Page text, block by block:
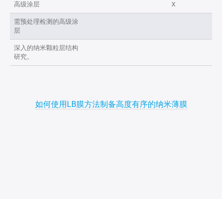
高级涂层 X
需预处理检测的高级涂
层
深入的纳米颗粒层结构
研究。
如何使用LB膜方法制备高度有序的纳米薄膜